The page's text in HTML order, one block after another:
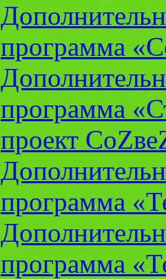
программа
программа
проект
программа
программа